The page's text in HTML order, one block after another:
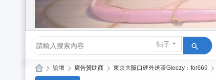
帖子
» 論壇 › 廣告贊助商 › 東京大阪口碑外送茶Gleezy：for669 ›